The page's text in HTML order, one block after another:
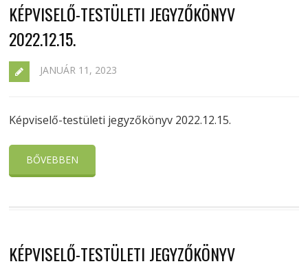
KÉPVISELŐ-TESTÜLETI JEGYZŐKÖNYV
2022.12.15.
JANUÁR 11, 2023
Képviselő-testületi jegyzőkönyv 2022.12.15.
BŐVEBBEN
KÉPVISELŐ-TESTÜLETI JEGYZŐKÖNYV